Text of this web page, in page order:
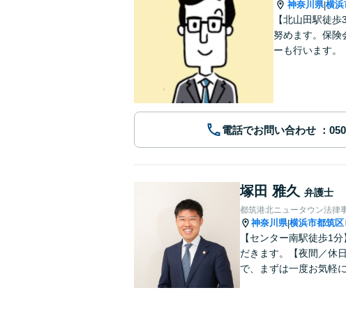
神奈川県|横浜
【北山田駅徒
努めます。保険
ーも行います。
電話でお問い合わせ
塚田 雅久 弁護士
都筑港北ニュータウン法律
神奈川県|横浜市都筑区
【センター南駅徒歩1
だきます。【夜間／休
で、まずは一度お気軽